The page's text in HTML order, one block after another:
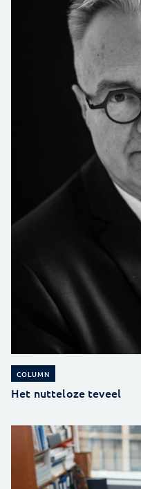
COLUMN
Het nutteloze teveel